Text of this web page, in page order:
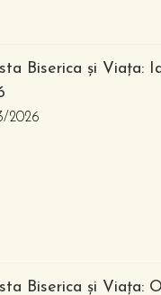
Biserica și Viața:
2026
Biserica și Viața: